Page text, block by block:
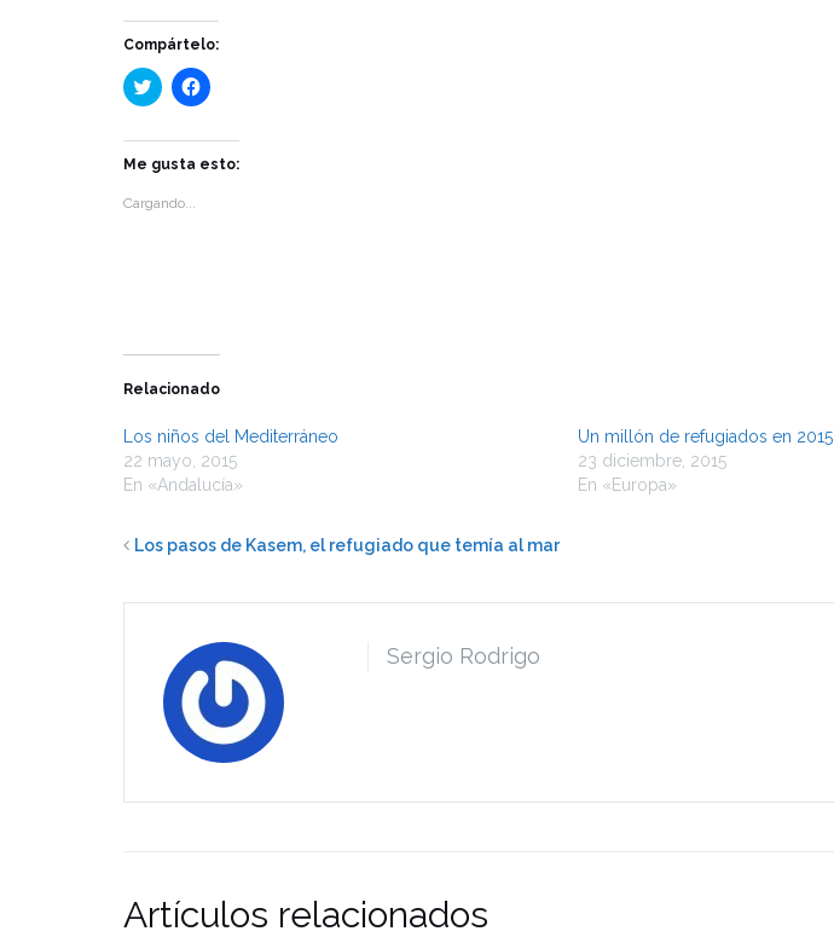
Compártelo:
Haz
clic
en
Twitter
(Se
abre
en
Haz
clic
en
Facebook
Me gusta esto:
Cargando...
Relacionado
Los niños del Mediterráneo
22 mayo, 2015
En «Andalucía»
Un millón de refugiados en 2015
23 diciembre, 2015
En «Europa»
Los pasos de Kasem, el refugiado que temía al mar
Sergio Rodrigo
Artículos relacionados